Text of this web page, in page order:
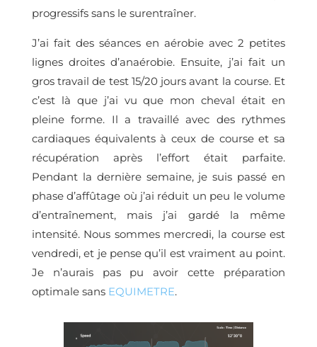
progressifs sans le surentraîner.
J’ai fait des séances en aérobie avec 2 petites
lignes droites d’anaérobie. Ensuite, j’ai fait un
gros travail de test 15/20 jours avant la course. Et
c’est là que j’ai vu que mon cheval était en
pleine forme. Il a travaillé avec des rythmes
cardiaques équivalents à ceux de course et sa
récupération après l’effort était parfaite.
Pendant la dernière semaine, je suis passé en
phase d’affûtage où j’ai réduit un peu le volume
d’entraînement, mais j’ai gardé la même
intensité. Nous sommes mercredi, la course est
vendredi, et je pense qu’il est vraiment au point.
Je n’aurais pas pu avoir cette préparation
optimale sans EQUIMETRE.